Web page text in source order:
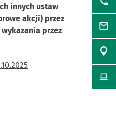
innych ustaw
akcji) przez
przez